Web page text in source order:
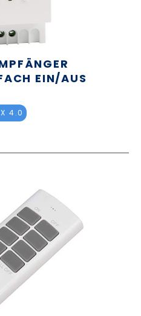
EIN/AUS
4.0